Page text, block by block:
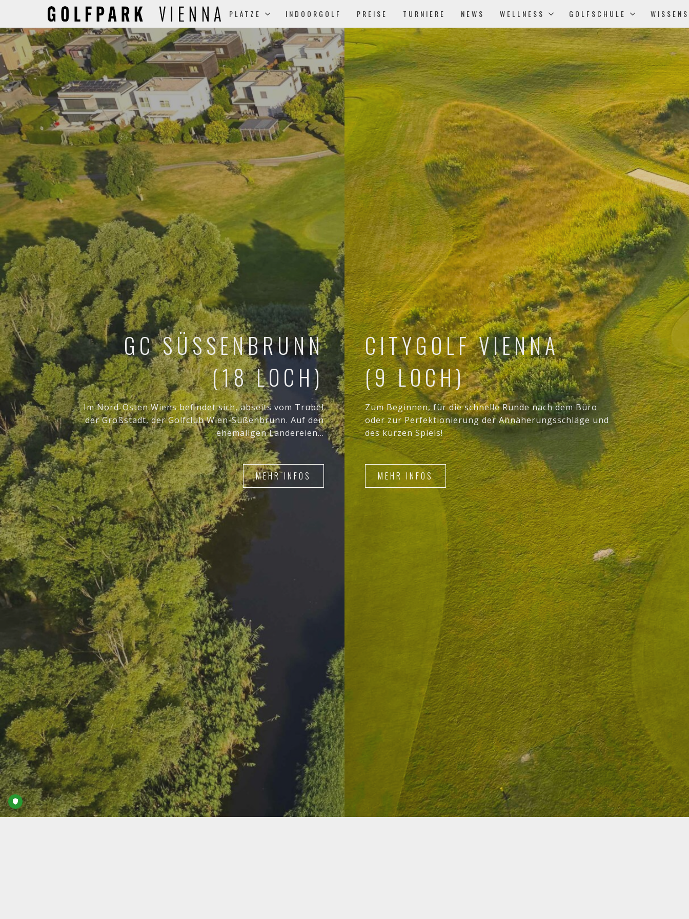
PLÄTZE INDOORGOLF PREISE TURNIERE NEWS WELLNESS GOLFSCHULE
GC SÜSSENBRUNN
(18 LOCH)
Im Nord-Osten Wiens befindet sich, abseits vom Trubel
der Großstadt, der Golfclub Wien-Süßenbrunn. Auf den
ehemaligen Ländereien...
MEHR INFOS
CITYGOLF VIENNA
(9 LOCH)
Zum Beginnen, für die schnelle Runde nach dem Büro
oder zur Perfektionierung der Annäherungsschläge und
des kurzen Spiels!
MEHR INFOS